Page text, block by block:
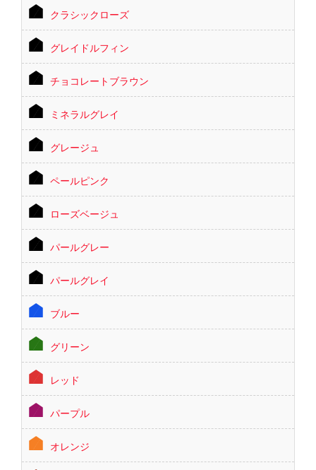
クラシックローズ
グレイドルフィン
チョコレートブラウン
ミネラルグレイ
グレージュ
ペールピンク
ローズベージュ
パールグレー
パールグレイ
ブルー
グリーン
レッド
パープル
オレンジ